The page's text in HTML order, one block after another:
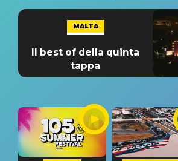
MALTA
Il best of della quinta
tappa